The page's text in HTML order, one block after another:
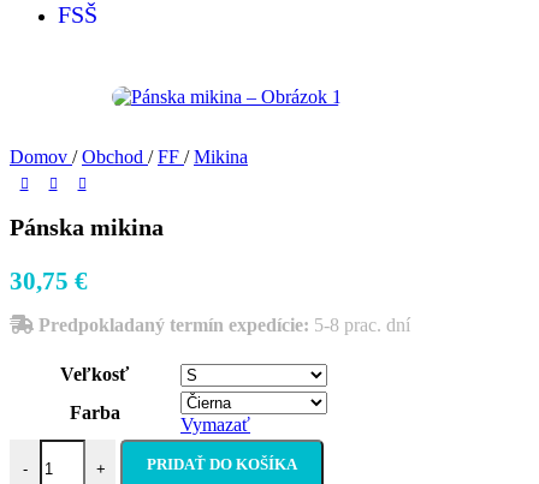
FSŠ
Domov / Obchod / FF / Mikina
Pánska mikina
30,75 €
Predpokladaný termín expedície: 5-8 prac. dní
Veľkosť
Farba
Vymazať
-
množstvo Pánska mikina
+ PRIDAŤ DO KOŠÍKA